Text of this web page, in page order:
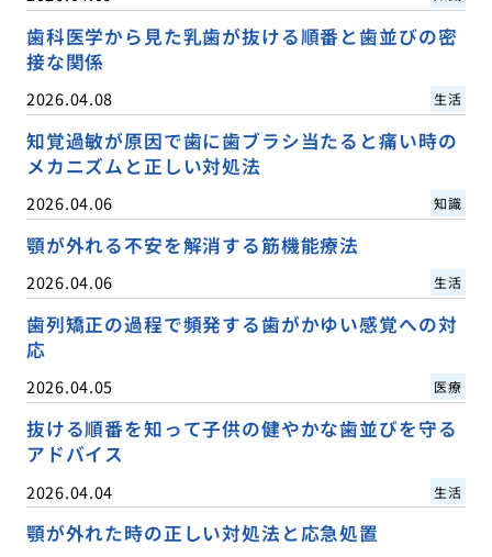
歯科医学から見た乳歯が抜ける順番と歯並びの密
接な関係
2026.04.08 生活
知覚過敏が原因で歯に歯ブラシ当たると痛い時の
メカニズムと正しい対処法
2026.04.06 知識
顎が外れる不安を解消する筋機能療法
2026.04.06 生活
歯列矯正の過程で頻発する歯がかゆい感覚への対
応
2026.04.05 医療
抜ける順番を知って子供の健やかな歯並びを守る
アドバイス
2026.04.04 生活
顎が外れた時の正しい対処法と応急処置